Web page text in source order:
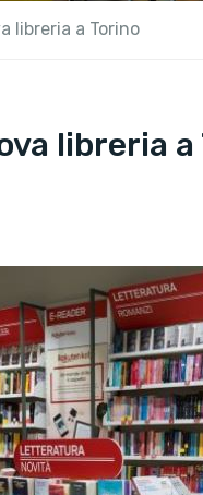
libreria a Torino
libreria a